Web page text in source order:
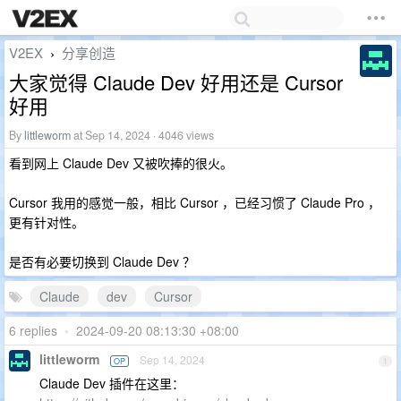
V2EX › 分享创造
大家觉得 Claude Dev 好用还是 Cursor
好用
By littlewormat Sep 14, 2024 · 4046 views
看到网上 Claude Dev 又被吹捧的很火。
Cursor 我用的感觉一般，相比 Cursor ，已经习惯了 Claude Pro ，
更有针对性。
是否有必要切换到 Claude Dev ？
Claude
dev
Cursor
6 replies • 2024-09-20 08:13:30 +08:00
1
littleworm OP Sep 14, 2024
Claude Dev 插件在这里：